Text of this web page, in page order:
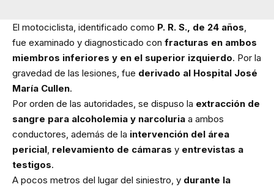
El motociclista, identificado como P. R. S., de 24 años,
fue examinado y diagnosticado con fracturas en ambos
miembros inferiores y en el superior izquierdo. Por la
gravedad de las lesiones, fue derivado al Hospital José
María Cullen.
Por orden de las autoridades, se dispuso la extracción de
sangre para alcoholemia y narcoluria a ambos
conductores, además de la intervención del área
pericial, relevamiento de cámaras y entrevistas a
testigos.
A pocos metros del lugar del siniestro, y durante la